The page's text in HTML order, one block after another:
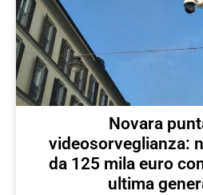
Novara
videosorveglianza:
da 125 mila euro
ultima